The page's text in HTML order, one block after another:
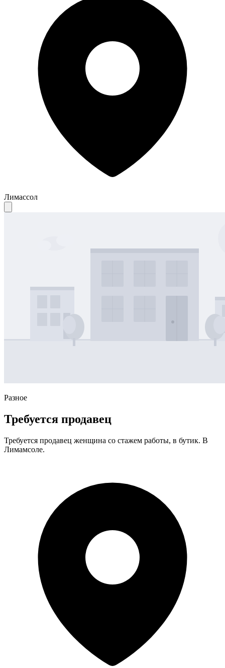
Лимассол
Разное
Требуется продавец
Требуется продавец женщина со стажем работы, в бутик. В
Лимамсоле.